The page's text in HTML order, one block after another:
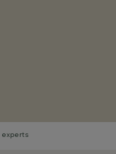
experts